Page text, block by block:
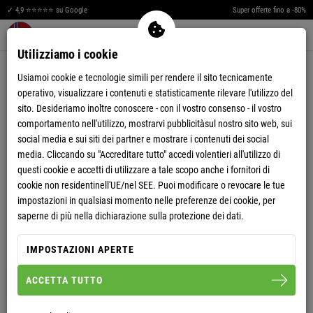
✓ 4,9 ⭐⭐⭐⭐⭐ su Google Super offerte fino a -80%
Warenkorb aufklappen
§ 1 CONDIZIONI GENERALI DI
CONTRATTO
1. Le presenti condizioni generali di contratto si applicano allo
shop Online www.nebulus.biz di proprietà di Nebulus GmbH
rappresentata dall'amministratore delegato Alexander
Scharnböck, Mettenerstr. 21, 94469 Deggendorf (in seguito
denominato “venditore”) in relazione ai contratti di vendita tra il
venditore e il proprio cliente (in seguito denominato “acquirente”).
2. Il contratto può essere stipulato con consumatori ed
imprenditori.
3. Con il termine consumatore si intende una persona fisica che
Utilizziamo i cookie
Usiamoi cookie e tecnologie simili per rendere il sito tecnicamente
operativo, visualizzare i contenuti e statisticamente rilevare l'utilizzo del
sito. Desideriamo inoltre conoscere - con il vostro consenso - il vostro
comportamento nell'utilizzo, mostrarvi pubblicitàsul nostro sito web, sui
social media e sui siti dei partner e mostrare i contenuti dei social
media. Cliccando su "Accreditare tutto" accedi volentieri all'utilizzo di
questi cookie e accetti di utilizzare a tale scopo anche i fornitori di
cookie non residentinell'UE/nel SEE. Puoi modificare o revocare le tue
impostazioni in qualsiasi momento nelle preferenze dei cookie, per
saperne di più nella dichiarazione sulla protezione dei dati.
IMPOSTAZIONI APERTE
ACCETTA TUTTO